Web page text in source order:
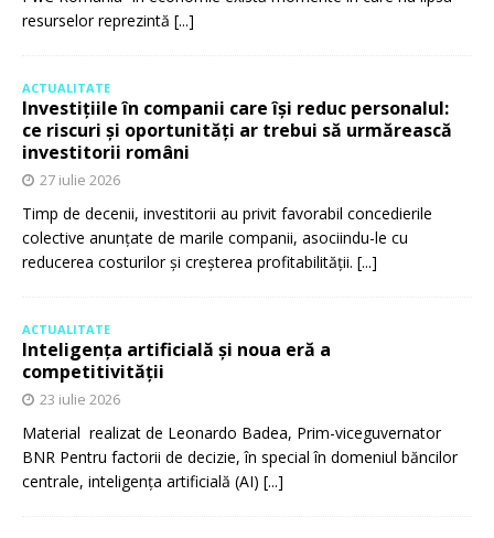
resurselor reprezintă [...]
ACTUALITATE
Investițiile în companii care își reduc personalul:
ce riscuri și oportunități ar trebui să urmărească
investitorii români
27 iulie 2026
Timp de decenii, investitorii au privit favorabil concedierile
colective anunțate de marile companii, asociindu-le cu
reducerea costurilor și creșterea profitabilității. [...]
ACTUALITATE
Inteligența artificială și noua eră a
competitivității
23 iulie 2026
Material realizat de Leonardo Badea, Prim-viceguvernator
BNR Pentru factorii de decizie, în special în domeniul băncilor
centrale, inteligența artificială (AI) [...]